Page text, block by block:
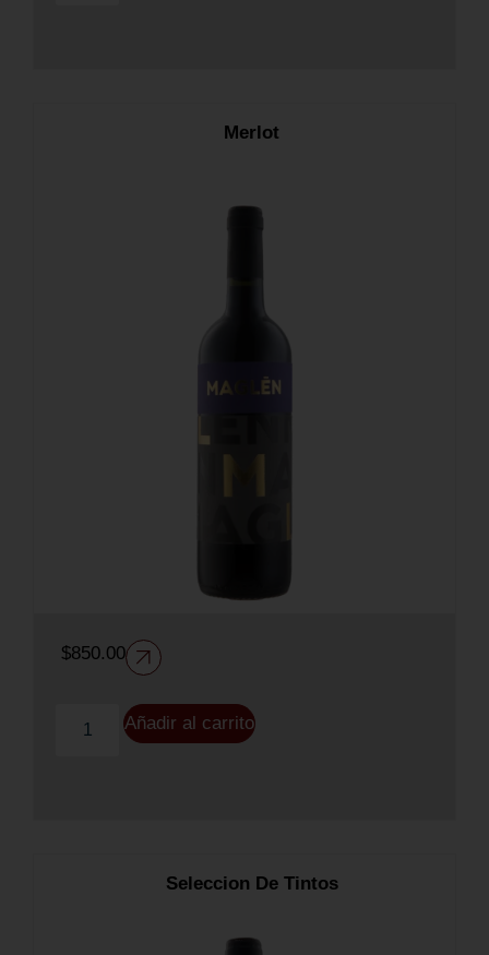
Merlot
$850.00
Añadir al carrito
Seleccion De Tintos